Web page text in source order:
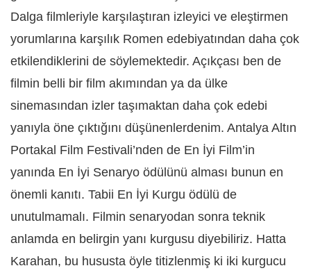
Dalga filmleriyle karşılaştıran izleyici ve eleştirmen
yorumlarına karşılık Romen edebiyatından daha çok
etkilendiklerini de söylemektedir. Açıkçası ben de
filmin belli bir film akımından ya da ülke
sinemasından izler taşımaktan daha çok edebi
yanıyla öne çıktığını düşünenlerdenim. Antalya Altın
Portakal Film Festivali’nden de En İyi Film’in
yanında En İyi Senaryo ödülünü alması bunun en
önemli kanıtı. Tabii En İyi Kurgu ödülü de
unutulmamalı. Filmin senaryodan sonra teknik
anlamda en belirgin yanı kurgusu diyebiliriz. Hatta
Karahan, bu hususta öyle titizlenmiş ki iki kurgucu